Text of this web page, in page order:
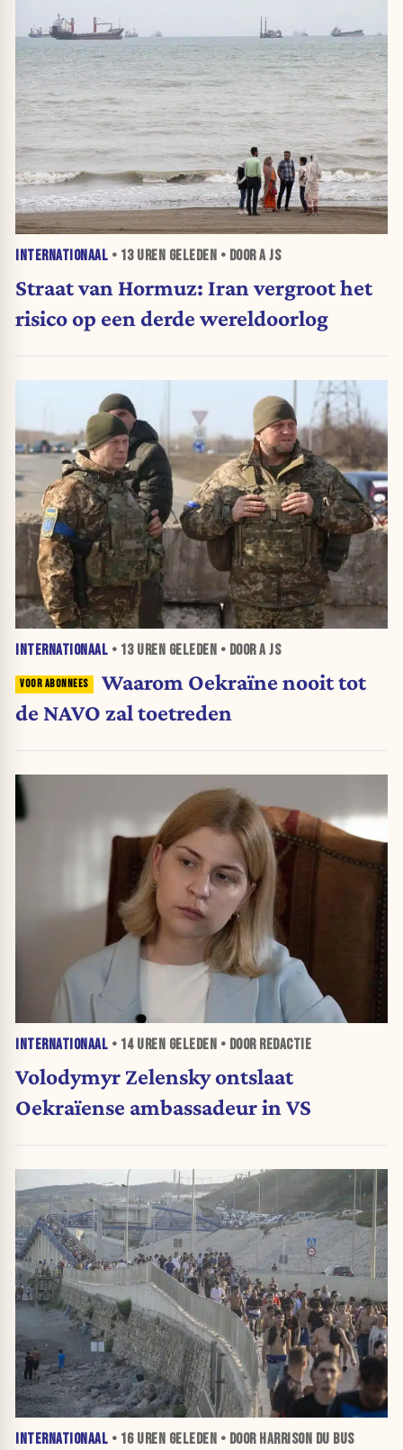
INTERNATIONAAL • 13 UREN GELEDEN • DOOR A JS
Straat van Hormuz: Iran vergroot het
risico op een derde wereldoorlog
INTERNATIONAAL • 13 UREN GELEDEN • DOOR A JS
Waarom Oekraïne nooit tot
de NAVO zal toetreden
INTERNATIONAAL • 14 UREN GELEDEN • DOOR REDACTIE
Volodymyr Zelensky ontslaat
Oekraïense ambassadeur in VS
INTERNATIONAAL • 16 UREN GELEDEN • DOOR HARRISON DU BUS